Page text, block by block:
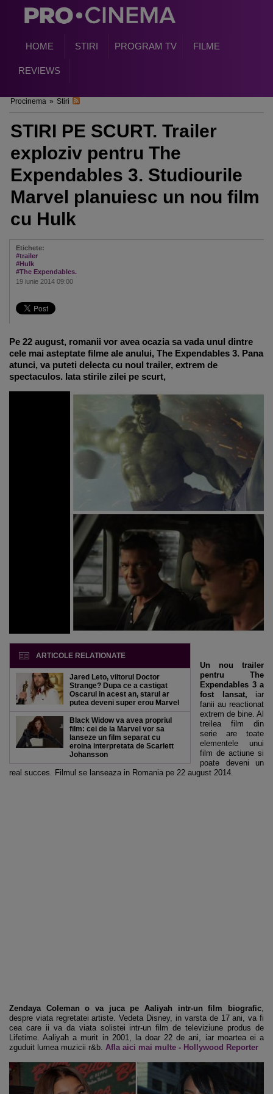
HOME STIRI PROGRAM TV FILME
REVIEWS
Procinema » Stiri
STIRI PE SCURT. Trailer
exploziv pentru The
Expendables 3. Studiourile
Marvel planuiesc un nou film
cu Hulk
Etichete:
#trailer
#Hulk
#The Expendables.
19 iunie 2014 09:00
Pe 22 august, romanii vor avea ocazia sa vada unul dintre
cele mai asteptate filme ale anului, The Expendables 3. Pana
atunci, va puteti delecta cu noul trailer, extrem de
spectaculos. Iata stirile zilei pe scurt,
ARTICOLE RELATIONATE
Jared Leto, viitorul Doctor
Strange? Dupa ce a castigat
Oscarul in acest an, starul ar
putea deveni super erou Marvel
Black Widow va avea propriul
film: cei de la Marvel vor sa
lanseze un film separat cu
eroina interpretata de Scarlett
Johansson
Un nou trailer
pentru The
Expendables 3 a
fost lansat, iar
fanii au reactionat
extrem de bine. Al
treilea film din
serie are toate
elementele unui
film de actiune si
poate deveni un
real succes. Filmul se lanseaza in Romania pe 22 august 2014.
Zendaya Coleman o va juca pe Aaliyah intr-un film biografic,
despre viata regretatei artiste. Vedeta Disney, in varsta de 17 ani, va fi
cea care ii va da viata solistei intr-un film de televiziune produs de
Lifetime. Aaliyah a murit in 2001, la doar 22 de ani, iar moartea ei a
zguduit lumea muzicii r&b. Afla aici mai multe - Hollywood Reporter